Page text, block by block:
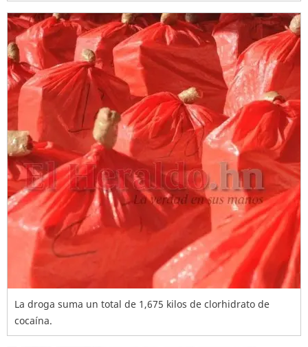
La droga suma un total de 1,675 kilos de clorhidrato de
cocaína.